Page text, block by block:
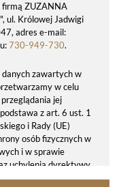
firmą ZUZANNA
ul. Królowej Jadwigi
adres e-mail:
730-949-730.
danych zawartych w
w celu
jej
z art. 6 ust. 1
i Rady (UE)
osób fizycznych w
i w sprawie
uchylenia dyrektywy
danych, tj. RODO).